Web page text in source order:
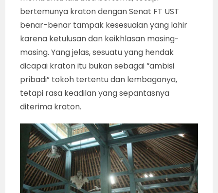
bertemunya kraton dengan Senat FT UST
benar-benar tampak kesesuaian yang lahir
karena ketulusan dan keikhlasan masing-
masing. Yang jelas, sesuatu yang hendak
dicapai kraton itu bukan sebagai “ambisi
pribadi” tokoh tertentu dan lembaganya,
tetapi rasa keadilan yang sepantasnya
diterima kraton.